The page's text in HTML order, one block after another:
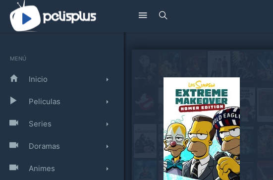
MENÚ
Inicio
Peliculas
Series
Doramas
Animes